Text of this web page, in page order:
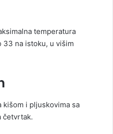
temperatura
33 na istoku, u višim
kišom i pljuskovima sa
četvrtak.